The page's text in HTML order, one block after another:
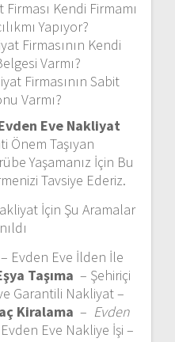
Kendi Firmamı
Yapıyor?
Firmasının Kendi
Varmı?
Firmasının Sabit
Varmı?
Eve Nakliyat
Önem Taşıyan
Yaşamanız İçin Bu
Tavsiye Ederiz.
İçin Şu Aramalar
– Evden Eve İlden İle
Taşıma – Şehiriçi
Garantili Nakliyat –
Kiralama – Evden
Eve Nakliye İşi –